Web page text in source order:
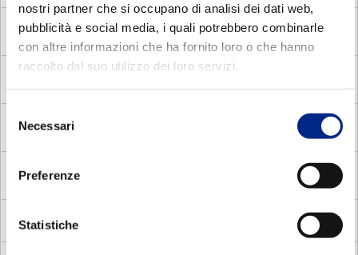
nostri partner che si occupano di analisi dei dati web,
pubblicità e social media, i quali potrebbero combinarle
con altre informazioni che ha fornito loro o che hanno
raccolto dal suo utilizzo dei loro servizi.
delNecessari
Preferenze
Statistiche
MADV
Asynchronous single phase brake motors with
voltage relay
relay
MDC
Asynchronous single phase motors with centrifugal
switch
MADP
Asynchronous three phase pole changing brake
motors
MMA Asynchronous single phase brake motors